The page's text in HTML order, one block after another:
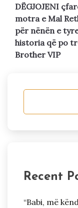
navigation
DËGJOJENI
motra e Mal
për nënën e
historia që po
Brother VIP
Recent
“Babi, më